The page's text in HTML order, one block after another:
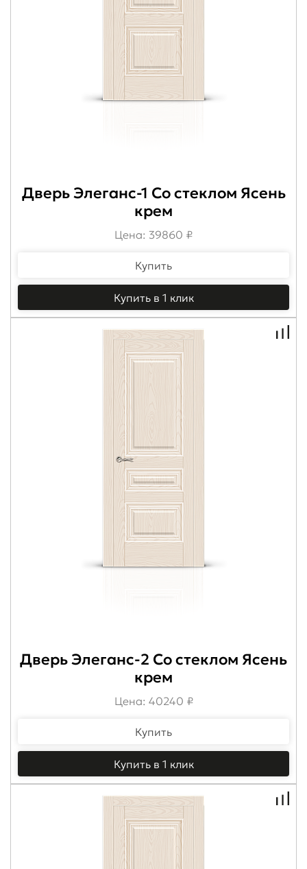
Дверь Элеганс-1 Со стеклом Ясень
крем
Цена: 39860 ₽
Купить
Купить в 1 клик
Дверь Элеганс-2 Со стеклом Ясень
крем
Цена: 40240 ₽
Купить
Купить в 1 клик